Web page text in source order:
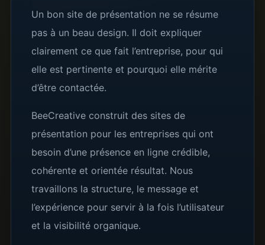
Un bon site de présentation ne se résume
pas à un beau design. Il doit expliquer
clairement ce que fait l’entreprise, pour qui
elle est pertinente et pourquoi elle mérite
d’être contactée.
BeeCreative construit des sites de
présentation pour les entreprises qui ont
besoin d’une présence en ligne crédible,
cohérente et orientée résultat. Nous
travaillons la structure, le message et
l’expérience pour servir à la fois l’utilisateur
et la visibilité organique.